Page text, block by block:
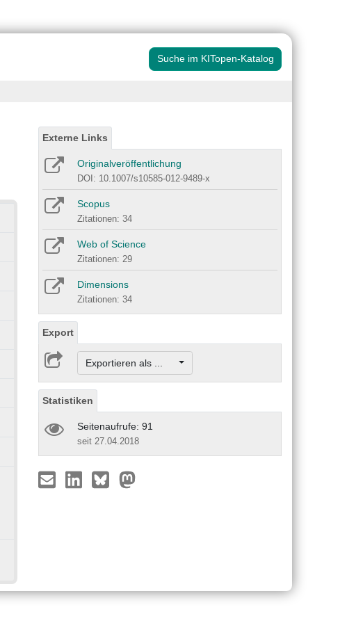
Suche im KITopen-Katalog
Externe Links
Originalveröffentlichung
DOI: 10.1007/s10585-012-9489-x
Scopus
Zitationen: 34
Web of Science
Zitationen: 29
Dimensions
Zitationen: 34
Export
Exportieren als ...
Statistiken
Seitenaufrufe: 91
seit 27.04.2018